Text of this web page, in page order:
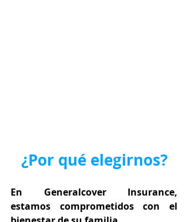
¿Por qué elegirnos?
En Generalcover Insurance,
estamos comprometidos con el